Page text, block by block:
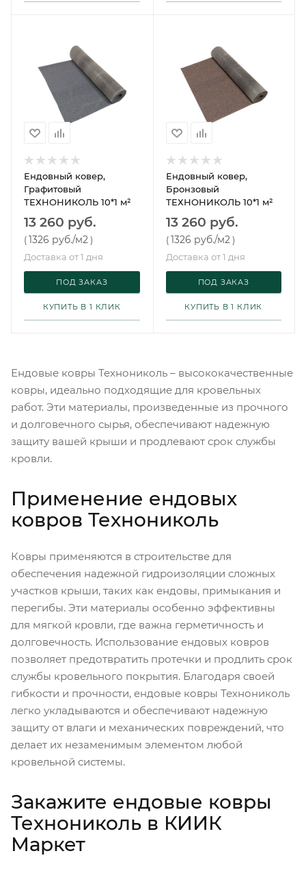
Ендовный ковер,
Графитовый
ТЕХНОНИКОЛЬ 10*1 м²
13 260 руб.
(1326 руб./м2)
Доставка от 1 дня
ПОД ЗАКАЗ
КУПИТЬ В 1 КЛИК
Ендовный ковер,
Бронзовый
ТЕХНОНИКОЛЬ 10*1 м²
13 260 руб.
(1326 руб./м2 )
Доставка от 1 дня
ПОД ЗАКАЗ
КУПИТЬ В 1 КЛИК
Ендовые ковры Технониколь – высококачественные
ковры, идеально подходящие для кровельных
работ. Эти материалы, произведенные из прочного
и долговечного сырья, обеспечивают надежную
защиту вашей крыши и продлевают срок службы
кровли.
Применение ендовых
ковров Технониколь
Ковры применяются в строительстве для
обеспечения надежной гидроизоляции сложных
участков крыши, таких как ендовы, примыкания и
перегибы. Эти материалы особенно эффективны
для мягкой кровли, где важна герметичность и
долговечность. Использование ендовых ковров
позволяет предотвратить протечки и продлить срок
службы кровельного покрытия. Благодаря своей
гибкости и прочности, ендовые ковры Технониколь
легко укладываются и обеспечивают надежную
защиту от влаги и механических повреждений, что
делает их незаменимым элементом любой
кровельной системы.
Закажите ендовые ковры
Технониколь в КИИК
Маркет